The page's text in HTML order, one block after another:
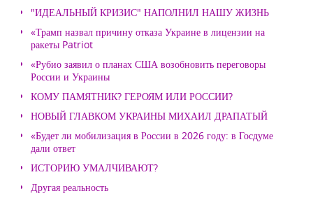
"ИДЕАЛЬНЫЙ КРИЗИС" НАПОЛНИЛ НАШУ ЖИЗНЬ
«Трамп назвал причину отказа Украине в лицензии на
ракеты Patriot
«Рубио заявил о планах США возобновить переговоры
России и Украины
КОМУ ПАМЯТНИК? ГЕРОЯМ ИЛИ РОССИИ?
НОВЫЙ ГЛАВКОМ УКРАИНЫ МИХАИЛ ДРАПАТЫЙ
«Будет ли мобилизация в России в 2026 году: в Госдуме
дали ответ
ИСТОРИЮ УМАЛЧИВАЮТ?
Другая реальность